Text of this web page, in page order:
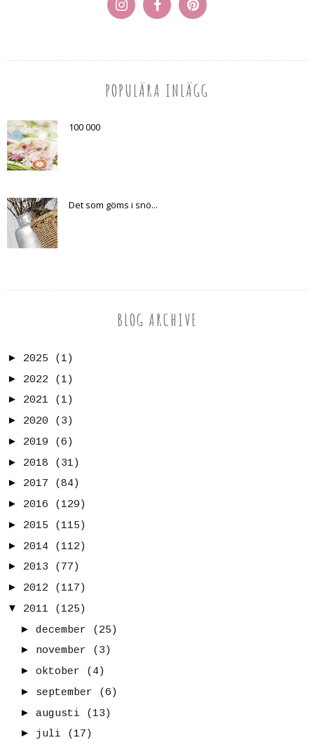
POPULÄRA INLÄGG
100 000
Det som göms i snö...
BLOG ARCHIVE
► 2025
(1)
► 2022
(1)
► 2021
(1)
► 2020
(3)
► 2019
(6)
► 2018
(31)
► 2017
(84)
► 2016
(129)
► 2015
(115)
► 2014
(112)
► 2013
(77)
► 2012
(117)
▼
2011
(125)
► december
(25)
► november
(3)
► oktober
(4)
► september
(6)
► augusti
(13)
► juli
(17)